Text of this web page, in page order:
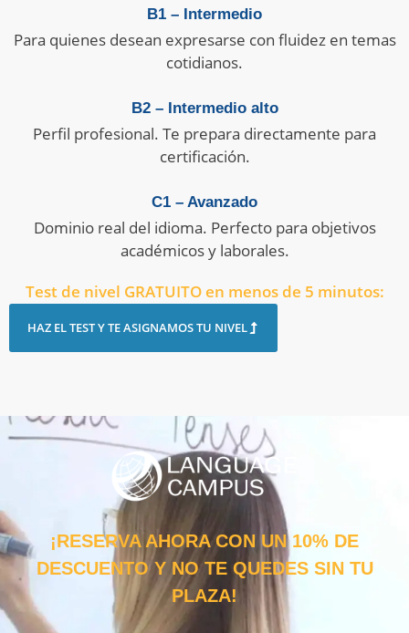
B1 – Intermedio
Para quienes desean expresarse con fluidez en temas
cotidianos.
B2 – Intermedio alto
Perfil profesional. Te prepara directamente para
certificación.
C1 – Avanzado
Dominio real del idioma. Perfecto para objetivos
académicos y laborales.
Test de nivel GRATUITO en menos de 5 minutos:
HAZ EL TEST Y TE ASIGNAMOS TU NIVEL
¡RESERVA AHORA CON UN 10% DE
DESCUENTO Y NO TE QUEDES SIN TU
PLAZA!